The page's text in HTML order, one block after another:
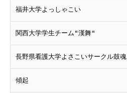
福井大学よっしゃこい
関西大学学生チーム"漢舞"
長野県看護大学よさこいサークル鼓魂
傾起